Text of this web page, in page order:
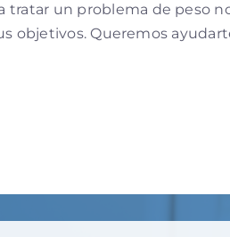
un problema de peso
objetivos. Queremos